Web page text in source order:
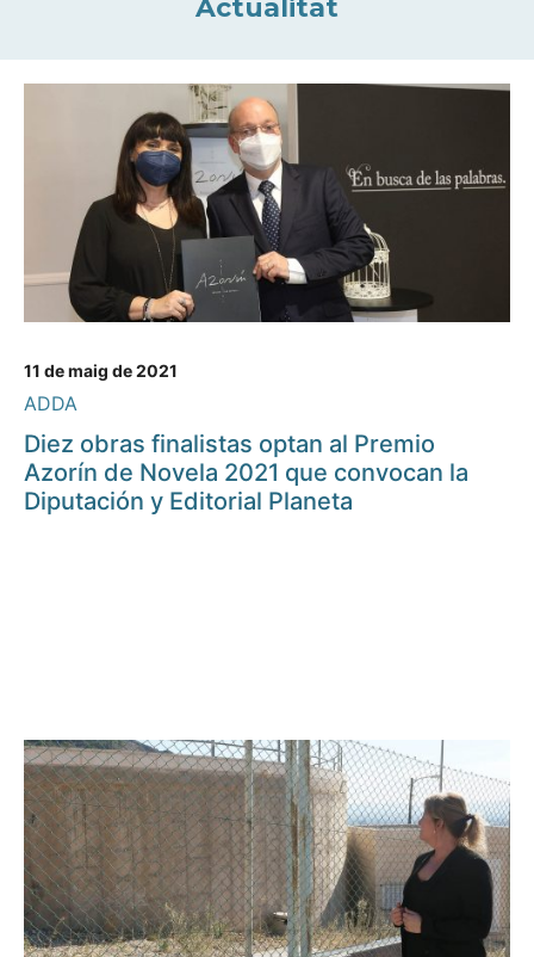
Actualitat
11 de maig de 2021
ADDA
Diez obras finalistas optan al Premio
Azorín de Novela 2021 que convocan la
Diputación y Editorial Planeta